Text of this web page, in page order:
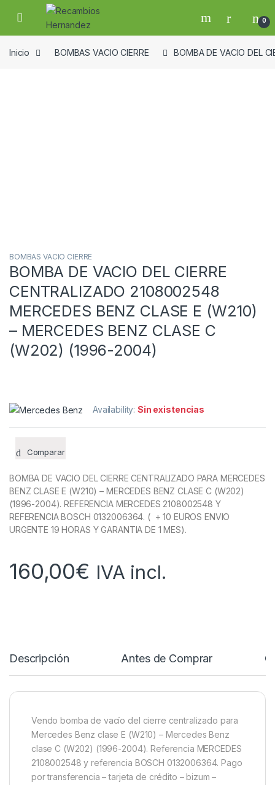
Skip to navigation
Skip to content
Open 0
Inicio BOMBAS VACIO CIERRE BOMBA DE VACIO DEL
BOMBAS VACIO CIERRE
BOMBA DE VACIO DEL CIERRE
CENTRALIZADO 2108002548
MERCEDES BENZ CLASE E (W210)
– MERCEDES BENZ CLASE C
(W202) (1996-2004)
Availability:Sin existencias
Comparar
BOMBA DE VACIO DEL CIERRE CENTRALIZADO PARA MERCEDES
BENZ CLASE E (W210) – MERCEDES BENZ CLASE C (W202)
(1996-2004). REFERENCIA MERCEDES 2108002548 Y
REFERENCIA BOSCH 0132006364. ( + 10 EUROS ENVIO
URGENTE 19 HORAS Y GARANTIA DE 1 MES).
160,00€ IVA incl.
Descripción Antes de Comprar
Vendo bomba de vacío del cierre centralizado para
Mercedes Benz clase E (W210) – Mercedes Benz
clase C (W202) (1996-2004). Referencia MERCEDES
2108002548 y referencia BOSCH 0132006364. Pago
por transferencia – tarjeta de crédito – bizum –